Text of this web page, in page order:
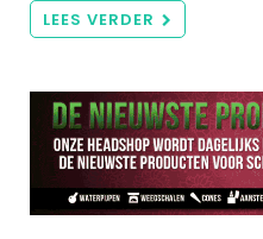
LEES VERDER